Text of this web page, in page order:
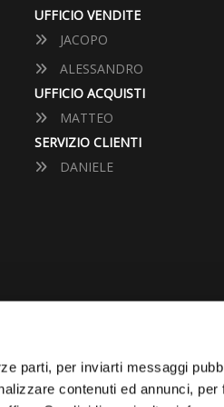
parti, per inviarti messaggi
contenuti ed annunci, per
UFFICIO VENDITE
JACOPO
ALESSANDRO
UFFICIO ACQUISTI
MATTEO
SERVIZIO CLIENTI
DANIELE
VUOI VENDERE LA TUA